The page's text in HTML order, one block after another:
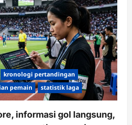
kronologi pertandingan
pemain statistik laga
informasi gol langsung,